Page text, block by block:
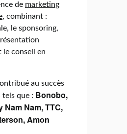
de marketing
, combinant :
le sponsoring,
le conseil en
au succès
que : Bonobo,
Nam Nam, TTC,
Amon